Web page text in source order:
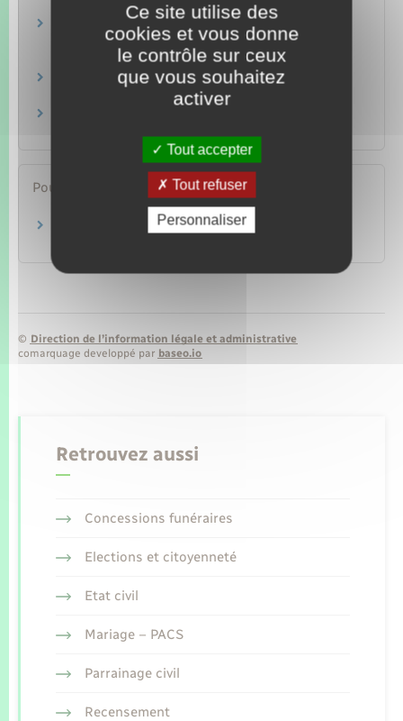
Destruction ou dégradation involontaire d'un
Amendes
Pour en savoir plus
Services d’aide aux victimes
© Direction de l’information légale et administrative
comarquage developpé par baseo.io
Retrouvez aussi
Concessions funéraires
Elections et citoyenneté
Etat civil
Mariage – PACS
Parrainage civil
Recensement
Ce site utilise des
cookies et vous donne
le contrôle sur ceux
que vous souhaitez
activer
Tout accepter
Tout refuser
Personnaliser